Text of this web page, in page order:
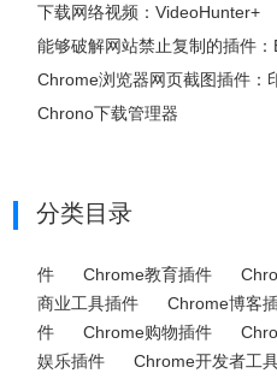
下载网络视频：VideoHunter+
能够破解网站禁止复制的插件
Chrome浏览器网页截图插件：
Chrono下载管理器
分类目录
件
Chrome教育插件
商业工具插件
Chrome博客
件
Chrome购物插件
娱乐插件
Chrome开发者工